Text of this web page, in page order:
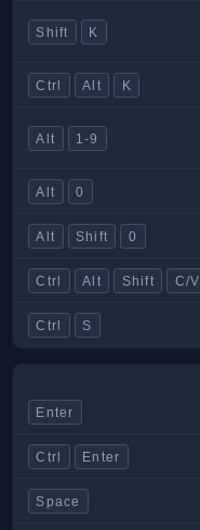
Shift K
Ctrl Alt K
Alt 1-9
Alt 0
Alt Shift 0
Ctrl Alt Shift C/V
Ctrl S
Enter
Ctrl Enter
Space